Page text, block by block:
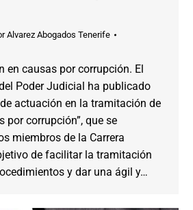
Alvarez Abogados Tenerife
en causas por corrupción. El
Poder Judicial ha publicado
actuación en la tramitación de
por corrupción”, que se
miembros de la Carrera
de facilitar la tramitación
y dar una ágil y…